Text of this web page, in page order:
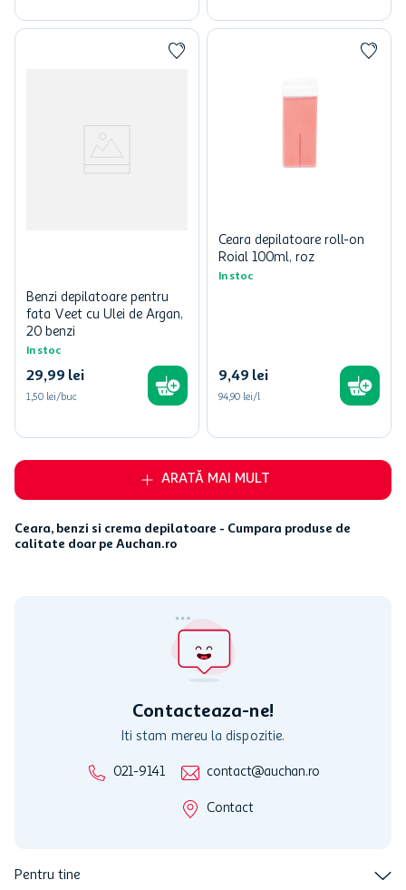
Benzi depilatoare pentru
fata Veet cu Ulei de Argan,
20 benzi
In stoc
29,99 lei
1,50 lei/buc
Ceara depilatoare roll-on
Roial 100ml, roz
In stoc
9,49 lei
94,90 lei/l
ARATĂ MAI MULT
Ceara, benzi si crema depilatoare - Cumpara produse de
calitate doar pe Auchan.ro
Contacteaza-ne!
Iti stam mereu la dispozitie.
021-9141 contact@auchan.ro
Contact
Pentru tine